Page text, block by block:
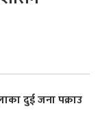
दुई जना पक्राउ